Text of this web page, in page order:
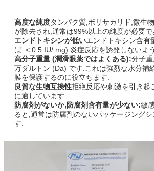
高度な純度タンパク質,ポリサカリド,微生
が除去され,通常は99%以上の純度が必要で
エンドトキシンが低いエンドトキシン含有
ば: < 0.5 IU/ mg) 炎症反応を誘発しないよ
高分子重量 (潤滑眼薬ではよくある):分子
万ダルトン (Da) です.これは強烈な水分補
膜を保護するのに役立ちます.
良質な生物互換性拒絶反応や刺激を引き起
に適しています.
防腐剤がないか,防腐剤含有量が少ない:敏
ると,通常は防腐剤のないパッケージング
す.